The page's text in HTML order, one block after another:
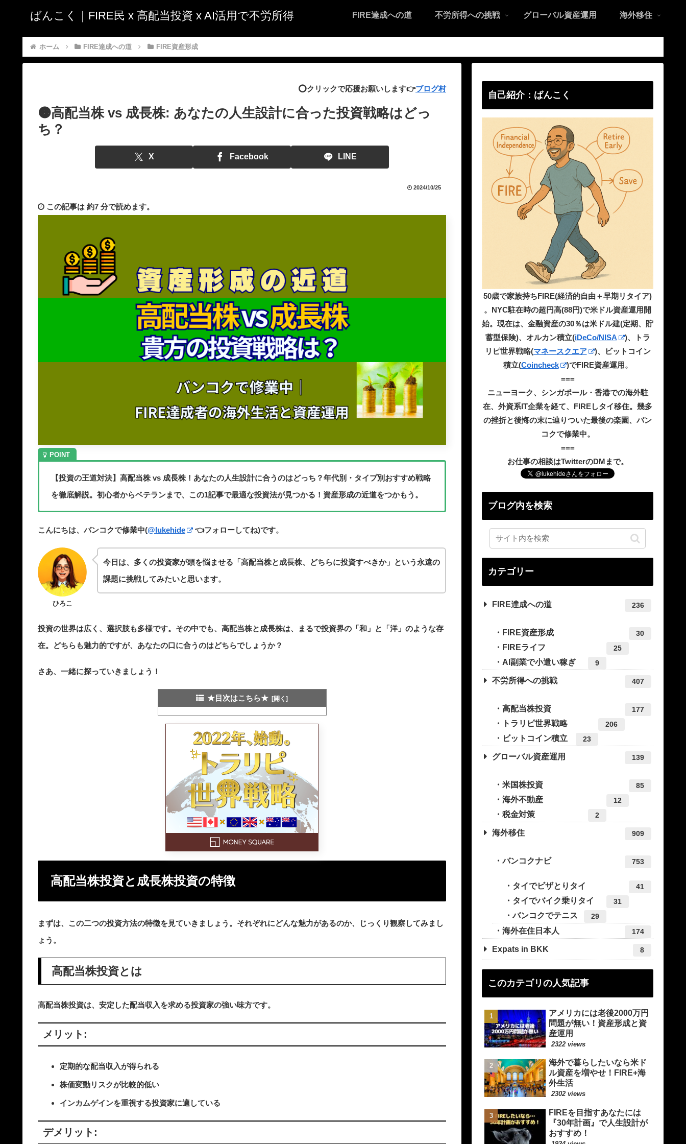
ばんこく｜FIRE民 x 高配当投資 x AI活用で不労所得 FIRE達成への道 不労所得への挑戦 グローバル資産運用 海外移住
ホーム FIRE達成への道 FIRE資産形成
⭕️クリックで応援お願いします👉ブログ村
🟠高配当株 vs 成長株: あなたの人生設計に合った投資戦略はどっ
ち？
X Facebook LINE
2024/10/25
この記事は 約7 分で読めます。
【投資の王道対決】高配当株 vs 成長株！あなたの人生設計に合うのはどっち？年代別・タイプ別おすすめ戦略
を徹底解説。初心者からベテランまで、この1記事で最適な投資法が見つかる！資産形成の近道をつかもう。
こんにちは、バンコクで修業中(@lukehide 👈フォローしてね)です。
ひろこ
今日は、多くの投資家が頭を悩ませる「高配当株と成長株、どちらに投資すべきか」という永遠の
課題に挑戦してみたいと思います。
投資の世界は広く、選択肢も多様です。その中でも、高配当株と成長株は、まるで投資界の「和」と「洋」のような存
在。どちらも魅力的ですが、あなたの口に合うのはどちらでしょうか？
さあ、一緒に探っていきましょう！
★目次はこちら★
高配当株投資と成長株投資の特徴
まずは、この二つの投資方法の特徴を見ていきましょう。それぞれにどんな魅力があるのか、じっくり観察してみまし
ょう。
高配当株投資とは
高配当株投資は、安定した配当収入を求める投資家の強い味方です。
メリット:
定期的な配当収入が得られる
株価変動リスクが比較的低い
インカムゲインを重視する投資家に適している
デメリット:
自己紹介：ばんこく
50歳で家族持ちFIRE(経済的自由＋早期リタイア)
。NYC駐在時の超円高(88円)で米ドル資産運用開
始。現在は、金融資産の30％は米ドル建(定期、貯
蓄型保険)、オルカン積立(iDeCo/NISA
)、トラ
リピ世界戦略(マネースクエア
)、ビットコイン
積立(Coincheck
)でFIRE資産運用。
===
ニューヨーク、シンガポール・香港での海外駐
在、外資系IT企業を経て、FIREしタイ移住。幾多
の挫折と後悔の末に辿りついた最後の楽園、バン
コクで修業中。
===
お仕事の相談はTwitterのDMまで。
ブログ内を検索
カテゴリー
FIRE達成への道 236
FIRE資産形成 30
FIREライフ 25
AI副業で小遣い稼ぎ 9
不労所得への挑戦 407
高配当株投資 177
トラリピ世界戦略 206
ビットコイン積立 23
グローバル資産運用 139
米国株投資 85
海外不動産 12
税金対策 2
海外移住 909
バンコクナビ 753
タイでビザとりタイ 41
タイでバイク乗りタイ 31
バンコクでテニス 29
海外在住日本人 174
Expats in BKK 8
このカテゴリの人気記事
アメリカには老後2000万円
問題が無い！資産形成と資
産運用
2322 views
海外で暮らしたいなら米ド
ル資産を増やせ！FIRE+海
外生活
2302 views
FIREを目指すあなたには
『30年計画』で人生設計が
おすすめ！